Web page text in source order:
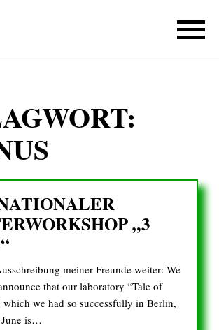
mich
„3
meiner Freunde weiter: We
that our laboratory “Tale of
which we had so successfully in Berlin,
June is…